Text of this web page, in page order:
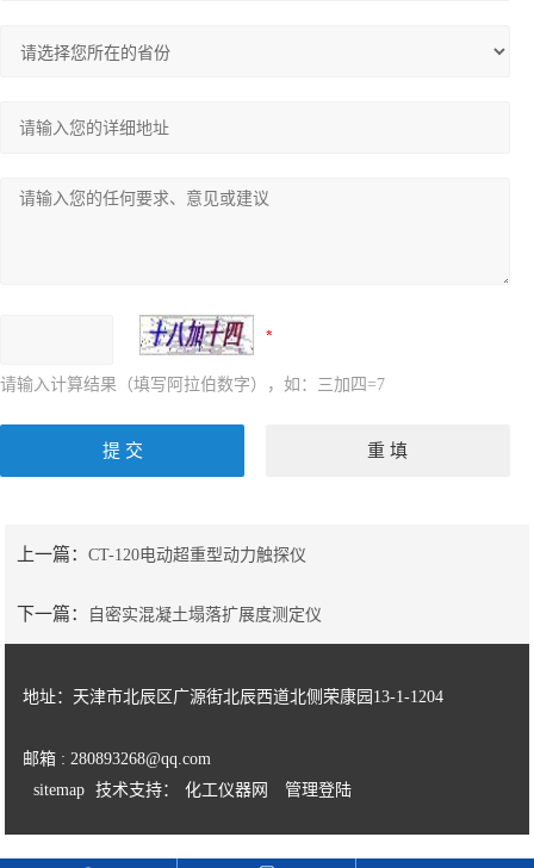
请输入计算结果（填写阿拉伯数字），如：三加四=7
上一篇：CT-120电动超重型动力触探仪
下一篇： 自密实混凝土塌落扩展度测定仪
地址：天津市北辰区广源街北辰西道北侧荣康园13-1-1204
邮箱 : 280893268@qq.com
sitemap
技术支持： 化工仪器网 管理登陆